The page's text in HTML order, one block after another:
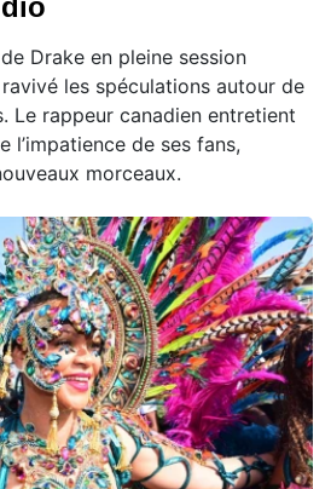
Drake en pleine session
les spéculations autour de
Le rappeur canadien entretient
l’impatience de ses fans,
morceaux.